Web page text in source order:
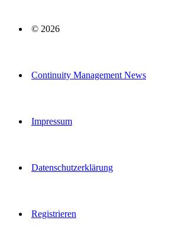
© 2026
Continuity Management News
Impressum
Datenschutzerklärung
Registrieren